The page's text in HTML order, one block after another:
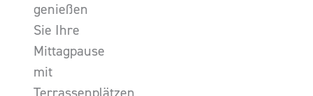
genießen
Sie Ihre
Mittagpause
mit